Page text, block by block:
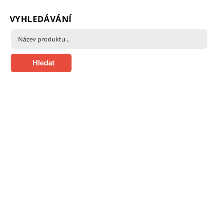
VYHLEDÁVÁNÍ
Hledat